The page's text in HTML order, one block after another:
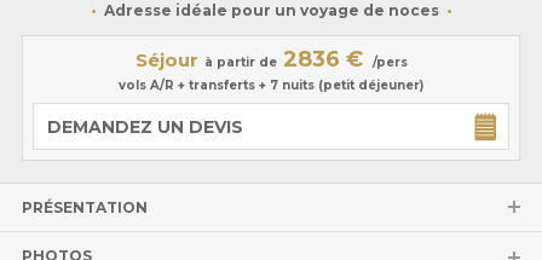
Adresse idéale pour un voyage de noces
Séjour à partir de 2836 €
/pers
vols A/R + transferts + 7 nuits (petit déjeuner)
DEMANDEZ UN DEVIS
PRÉSENTATION
PHOTOS